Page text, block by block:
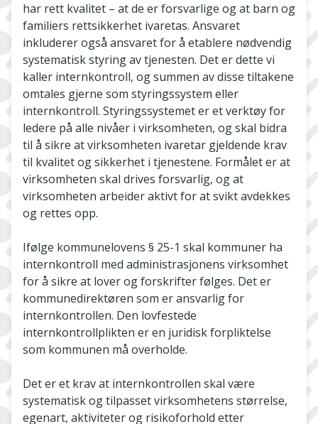
har rett kvalitet – at de er forsvarlige og at barn og
familiers rettsikkerhet ivaretas. Ansvaret
inkluderer også ansvaret for å etablere nødvendig
systematisk styring av tjenesten. Det er dette vi
kaller internkontroll, og summen av disse tiltakene
omtales gjerne som styringssystem eller
internkontroll. Styringssystemet er et verktøy for
ledere på alle nivåer i virksomheten, og skal bidra
til å sikre at virksomheten ivaretar gjeldende krav
til kvalitet og sikkerhet i tjenestene. Formålet er at
virksomheten skal drives forsvarlig, og at
virksomheten arbeider aktivt for at svikt avdekkes
og rettes opp.
Ifølge kommunelovens § 25-1 skal kommuner ha
internkontroll med administrasjonens virksomhet
for å sikre at lover og forskrifter følges. Det er
kommunedirektøren som er ansvarlig for
internkontrollen. Den lovfestede
internkontrollplikten er en juridisk forpliktelse
som kommunen må overholde.
Det er et krav at internkontrollen skal være
systematisk og tilpasset virksomhetens størrelse,
egenart, aktiviteter og risikoforhold etter